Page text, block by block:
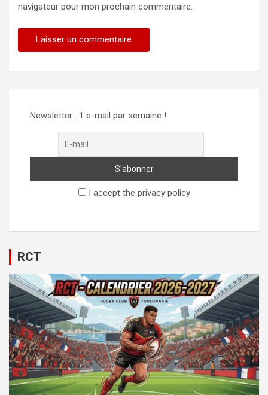
navigateur pour mon prochain commentaire.
Newsletter : 1 e-mail par semaine !
I accept the privacy policy
RCT